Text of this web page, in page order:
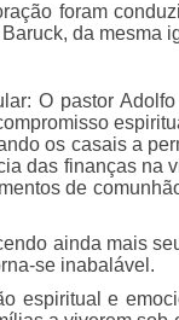
foram
da mesma
O pastor
os casais a
das finanças na
de
ainda mais
se inabalável.
espiritual e